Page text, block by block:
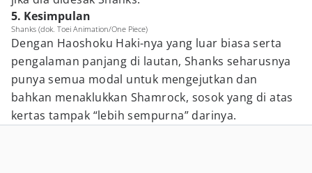
5. Kesimpulan
Shanks (dok. Toei Animation/One Piece)
Dengan Haoshoku Haki-nya yang luar biasa serta
pengalaman panjang di lautan, Shanks seharusnya
punya semua modal untuk mengejutkan dan
bahkan menaklukkan Shamrock, sosok yang di atas
kertas tampak “lebih sempurna” darinya.